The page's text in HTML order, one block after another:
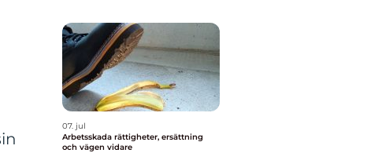
07. jul
Arbetsskada rättigheter, ersättning
och vägen vidare